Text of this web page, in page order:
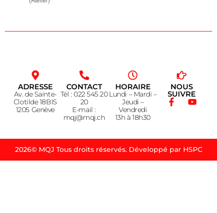
ADRESSE
Av. de Sainte-
Clotilde 18BIS
1205 Genève
CONTACT
Tél : 022 545 20
20
E-mail :
mqj@mqj.ch
HORAIRE
Lundi – Mardi –
Jeudi –
Vendredi
13h à 18h30
NOUS
SUIVRE
2026© MQJ Tous droits réservés. Développé par HSPC